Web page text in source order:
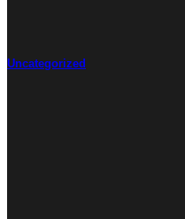
Uncategorized